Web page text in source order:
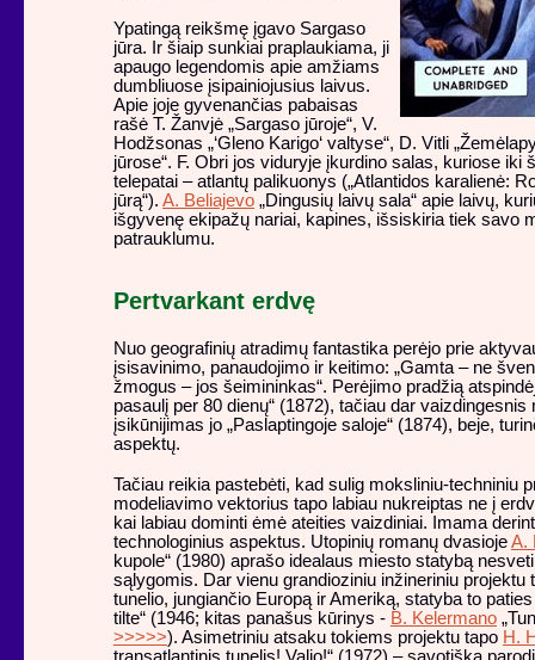
Ypatingą reikšmę įgavo Sargaso
jūra. Ir šiaip sunkiai praplaukiama, ji
apaugo legendomis apie amžiams
dumbliuose įsipainiojusius laivus.
Apie joje gyvenančias pabaisas
rašė T. Žanvjė „Sargaso jūroje“, V.
Hodžsonas „‘Gleno Karigo‘ valtyse“, D. Vitli
jūrose“. F. Obri jos viduryje įkurdino salas, kuriose iki
telepatai – atlantų palikuonys („Atlantidos karalienė:
jūrą“). A. Beliajevo „Dingusių laivų sala“ apie laivų,
išgyvenę ekipažų nariai, kapines, išsiskiria tiek savo
patrauklumu.
Pertvarkant erdvę
Nuo geografinių atradimų fantastika perėjo prie
įsisavinimo, panaudojimo ir keitimo: „Gamta – ne
žmogus – jos šeimininkas“. Perėjimo pradžią
pasaulį per 80 dienų“ (1872), tačiau dar
įsikūnijimas jo „Paslaptingoje saloje“ (1874), beje,
aspektų.
Tačiau reikia pastebėti, kad sulig moksliniu-techniniu
modeliavimo vektorius tapo labiau nukreiptas ne į
kai labiau dominti ėmė ateities vaizdiniai. Imama
technologinius aspektus. Utopinių romanų dvasiojeA.
kupole“ (1980) aprašo idealaus miesto statybą
sąlygomis. Dar vienu grandioziniu inžineriniu projektu
tunelio, jungiančio Europą ir Ameriką, statyba to
tilte“ (1946; kitas panašus kūrinys - B. Kelermano
>>>>>). Asimetriniu atsaku tokiems projektu tapo H.
transatlantinis tunelis! Valio!“ (1972) – savotiška